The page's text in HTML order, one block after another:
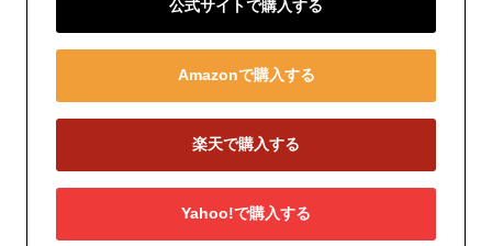
公式サイトで購入する
Amazonで購入する
楽天で購入する
Yahoo!で購入する